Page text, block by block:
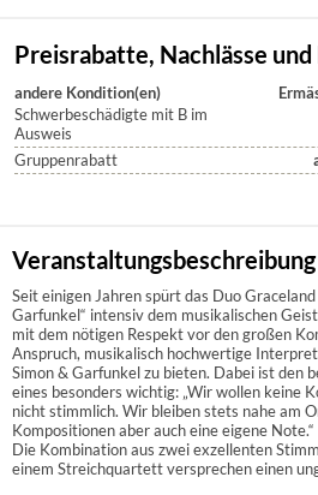
Preisrabatte, Nachlässe und
andere Kondition(en)
Schwerbeschädigte mit B im
Ausweis
Gruppenrabatt
Veranstaltungsbeschreibung
Seit einigen Jahren spürt das Duo
Garfunkel“ intensiv dem musikalischen
mit dem nötigen Respekt vor den großen
Anspruch, musikalisch hochwertige
Simon & Garfunkel zu bieten. Dabei ist den
eines besonders wichtig: „Wir wollen keine
nicht stimmlich. Wir bleiben stets nahe am
Kompositionen aber auch eine eigene Note.“
Die Kombination aus zwei exzellenten
einem Streichquartett versprechen einen